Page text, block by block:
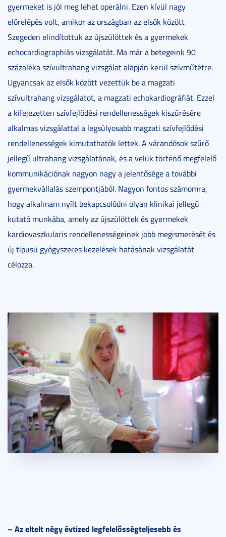
gyermeket is jól meg lehet operálni. Ezen kívül nagy
előrelépés volt, amikor az országban az elsők között
Szegeden elindítottuk az újszülöttek és a gyermekek
echocardiographiás vizsgálatát. Ma már a betegeink 90
százaléka szívultrahang vizsgálat alapján kerül szívműtétre.
Ugyancsak az elsők között vezettük be a magzati
szívultrahang vizsgálatot, a magzati echokardiográfiát. Ezzel
a kifejezetten szívfejlődési rendellenességek kiszűrésére
alkalmas vizsgálattal a legsúlyosabb magzati szívfejlődési
rendellenességek kimutathatók lettek. A várandósok szűrő
jellegű ultrahang vizsgálatának, és a velük történő megfelelő
kommunikációnak nagyon nagy a jelentősége a további
gyermekvállalás szempontjából. Nagyon fontos számomra,
hogy alkalmam nyílt bekapcsolódni olyan klinikai jellegű
kutató munkába, amely az újszülöttek és gyermekek
kardiovaszkularis rendellenességeinek jobb megismerését és
új típusú gyógyszeres kezelések hatásának vizsgálatát
célozza.
– Az eltelt négy évtized legfelelősségteljesebb és